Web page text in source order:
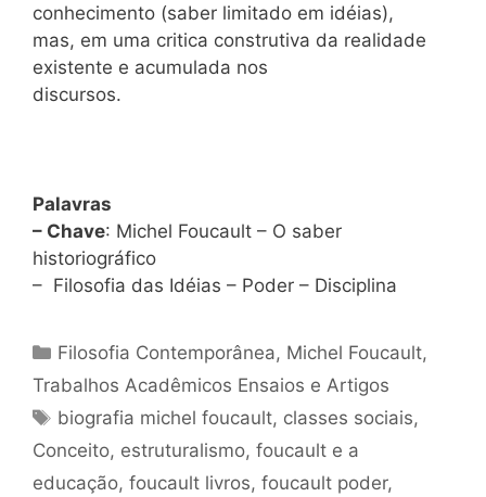
conhecimento (saber limitado em idéias),
mas, em uma critica construtiva da realidade
existente e acumulada nos
discursos.
Palavras
– Chave: Michel Foucault – O saber
historiográfico
– Filosofia das Idéias – Poder – Disciplina
Categorias
Filosofia Contemporânea, Michel Foucault,
Trabalhos Acadêmicos Ensaios e Artigos
Tags
biografia michel foucault, classes sociais,
Conceito, estruturalismo, foucault e a
educação, foucault livros, foucault poder,